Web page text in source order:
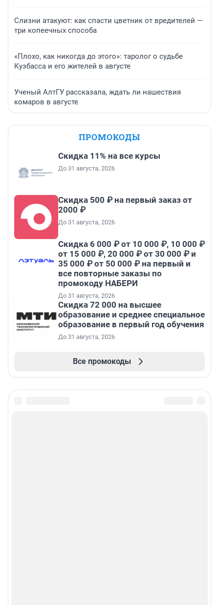
Слизни атакуют: как спасти цветник от вредителей —
три копеечных способа
«Плохо, как никогда до этого»: таролог о судьбе
Кузбасса и его жителей в августе
Ученый АлтГУ рассказала, ждать ли нашествия
комаров в августе
ПРОМОКОДЫ
Скидка 11% на все курсы
До 31 августа, 2026
Скидка 500 ₽ на первый заказ от
2000 ₽
До 31 августа, 2026
Скидка 6 000 ₽ от 10 000 ₽, 10 000 ₽
от 15 000 ₽, 20 000 ₽ от 30 000 ₽ и
35 000 ₽ от 50 000 ₽ на первый и
все повторные заказы по
промокоду НАБЕРИ
До 31 августа, 2026
Скидка 72 000 на высшее
образование и среднее специальное
образование в первый год обучения
До 31 августа, 2026
Все промокоды